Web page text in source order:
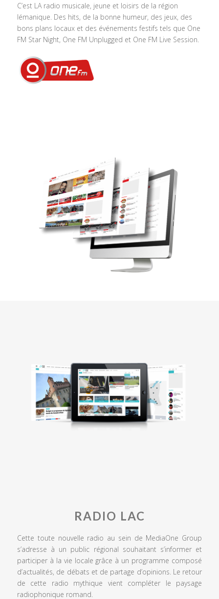
C’est LA radio musicale, jeune et loisirs de la région
lémanique. Des hits, de la bonne humeur, des jeux, des
bons plans locaux et des événements festifs tels que One
FM Star Night, One FM Unplugged et One FM Live Session.
RADIO LAC
Cette toute nouvelle radio au sein de MediaOne Group
s’adresse à un public régional souhaitant s’informer et
participer à la vie locale grâce à un programme composé
d’actualités, de débats et de partage d’opinions. Le retour
de cette radio mythique vient compléter le paysage
radiophonique romand.